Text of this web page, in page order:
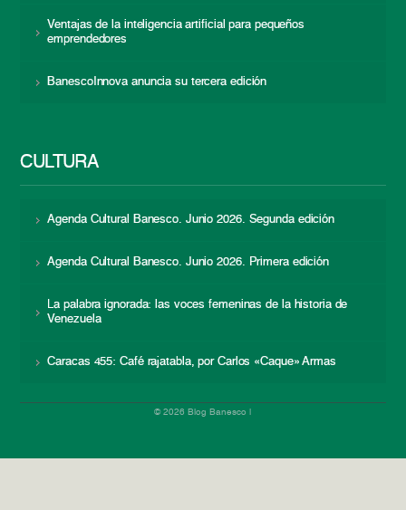
Ventajas de la inteligencia artificial para pequeños
emprendedores
BanescoInnova anuncia su tercera edición
CULTURA
Agenda Cultural Banesco. Junio 2026. Segunda edición
Agenda Cultural Banesco. Junio 2026. Primera edición
La palabra ignorada: las voces femeninas de la historia de
Venezuela
Caracas 455: Café rajatabla, por Carlos «Caque» Armas
© 2026 Blog Banesco |